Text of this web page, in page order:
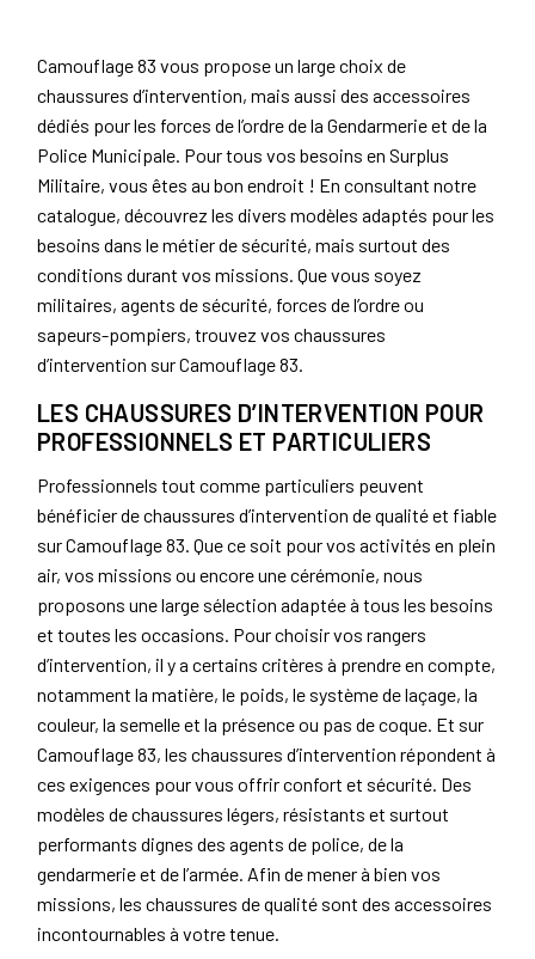
Camouflage 83 vous propose un large choix de
chaussures d’intervention, mais aussi des accessoires
dédiés pour les forces de l’ordre de la Gendarmerie et de la
Police Municipale. Pour tous vos besoins en Surplus
Militaire, vous êtes au bon endroit ! En consultant notre
catalogue, découvrez les divers modèles adaptés pour les
besoins dans le métier de sécurité, mais surtout des
conditions durant vos missions. Que vous soyez
militaires, agents de sécurité, forces de l’ordre ou
sapeurs-pompiers, trouvez vos chaussures
d’intervention sur Camouflage 83.
LES CHAUSSURES D’INTERVENTION POUR
PROFESSIONNELS ET PARTICULIERS
Professionnels tout comme particuliers peuvent
bénéficier de chaussures d’intervention de qualité et fiable
sur Camouflage 83. Que ce soit pour vos activités en plein
air, vos missions ou encore une cérémonie, nous
proposons une large sélection adaptée à tous les besoins
et toutes les occasions. Pour choisir vos rangers
d’intervention, il y a certains critères à prendre en compte,
notamment la matière, le poids, le système de laçage, la
couleur, la semelle et la présence ou pas de coque. Et sur
Camouflage 83, les chaussures d’intervention répondent à
ces exigences pour vous offrir confort et sécurité. Des
modèles de chaussures légers, résistants et surtout
performants dignes des agents de police, de la
gendarmerie et de l’armée. Afin de mener à bien vos
missions, les chaussures de qualité sont des accessoires
incontournables à votre tenue.